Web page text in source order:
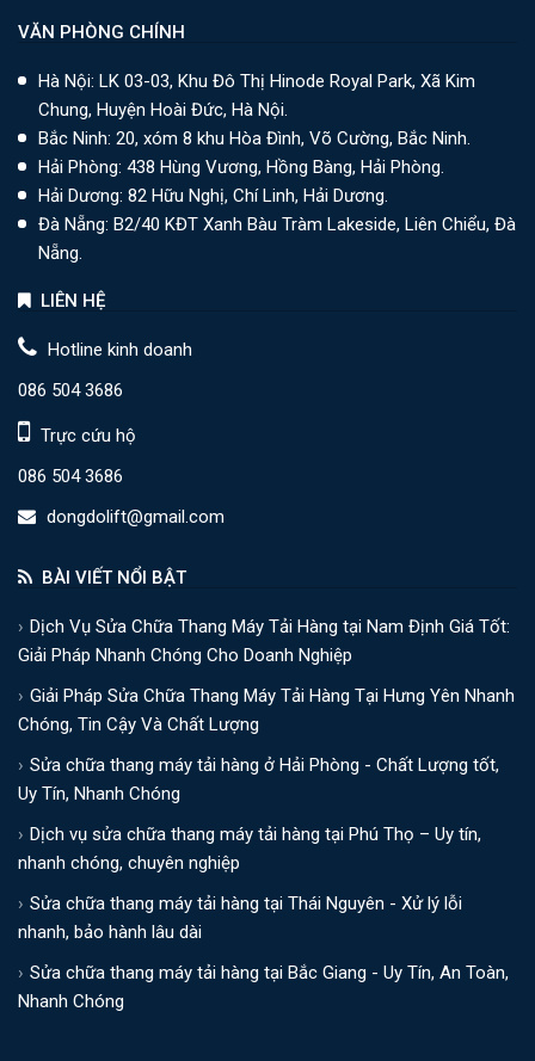
VĂN PHÒNG CHÍNH
Hà Nội: LK 03-03, Khu Đô Thị Hinode Royal Park, Xã Kim
Chung, Huyện Hoài Đức, Hà Nội.
Bắc Ninh: 20, xóm 8 khu Hòa Đình, Võ Cường, Bắc Ninh.
Hải Phòng: 438 Hùng Vương, Hồng Bàng, Hải Phòng.
Hải Dương: 82 Hữu Nghị, Chí Linh, Hải Dương.
Đà Nẵng: B2/40 KĐT Xanh Bàu Tràm Lakeside, Liên Chiểu, Đà
Nẵng.
LIÊN HỆ
Hotline kinh doanh
086 504 3686
Trực cứu hộ
086 504 3686
dongdolift@gmail.com
BÀI VIẾT NỔI BẬT
Dịch Vụ Sửa Chữa Thang Máy Tải Hàng tại Nam Định Giá Tốt:
Giải Pháp Nhanh Chóng Cho Doanh Nghiệp
Giải Pháp Sửa Chữa Thang Máy Tải Hàng Tại Hưng Yên Nhanh
Chóng, Tin Cậy Và Chất Lượng
Sửa chữa thang máy tải hàng ở Hải Phòng - Chất Lượng tốt,
Uy Tín, Nhanh Chóng
Dịch vụ sửa chữa thang máy tải hàng tại Phú Thọ – Uy tín,
nhanh chóng, chuyên nghiệp
Sửa chữa thang máy tải hàng tại Thái Nguyên - Xử lý lỗi
nhanh, bảo hành lâu dài
Sửa chữa thang máy tải hàng tại Bắc Giang - Uy Tín, An Toàn,
Nhanh Chóng